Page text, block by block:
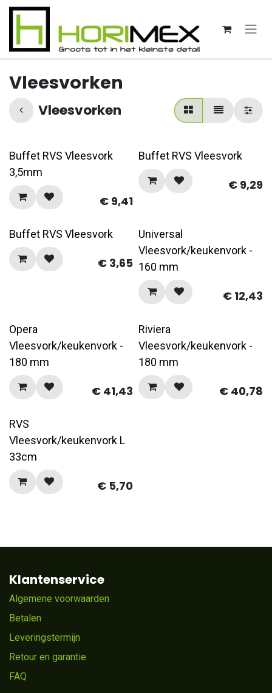
Overslaan naar inhoud
Vleesvorken
Vleesvorken
Buffet RVS Vleesvork
3,5mm
€ 9,41
Buffet RVS Vleesvork
€ 9,29
Buffet RVS Vleesvork
€ 3,65
Universal
Vleesvork/keukenvork -
160 mm
€ 12,43
Opera
Vleesvork/keukenvork -
180 mm
€ 41,43
Riviera
Vleesvork/keukenvork -
180 mm
€ 40,78
RVS
Vleesvork/keukenvork L
33cm
€ 5,70
Klantenservice
Algemene voorwaarden
Betalen
Leveringstermijn
Retour en garantie
FAQ